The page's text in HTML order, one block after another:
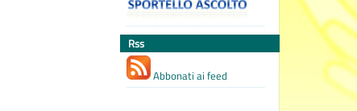
Rss
Abbonati ai feed